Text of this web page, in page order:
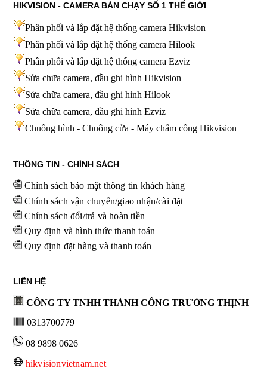
HIKVISION - CAMERA BÁN CHẠY SỐ 1 THẾ GIỚI
Phân phối và lắp đặt hệ thống camera Hikvision
Phân phối và lắp đặt hệ thống camera Hilook
Phân phối và lắp đặt hệ thống camera Ezviz
Sửa chữa camera, đầu ghi hình Hikvision
Sửa chữa camera, đầu ghi hình Hilook
Sửa chữa camera, đầu ghi hình Ezviz
Chuông hình - Chuông cửa - Máy chấm công Hikvision
THÔNG TIN - CHÍNH SÁCH
Chính sách bảo mật thông tin khách hàng
Chính sách vận chuyển/giao nhận/cài đặt
Chính sách đổi/trả và hoàn tiền
Quy định và hình thức thanh toán
Quy định đặt hàng và thanh toán
LIÊN HỆ
CÔNG TY TNHH THÀNH CÔNG TRƯỜNG THỊNH
0313700779
08 9898 0626
hikvisionvietnam.net